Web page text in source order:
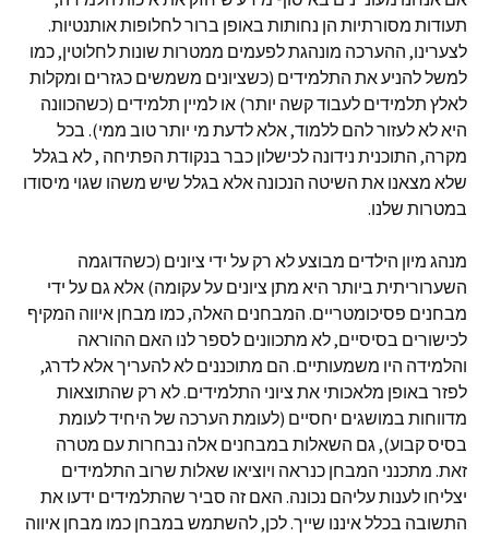
תעודות מסורתיות הן נחותות באופן ברור לחלופות אותנטיות.
לצערינו, ההערכה מונהגת לפעמים ממטרות שונות לחלוטין, כמו
למשל להניע את התלמידים (כשציונים משמשים כגזרים ומקלות
לאלץ תלמידים לעבוד קשה יותר) או למיין תלמידים (כשהכוונה
היא לא לעזור להם ללמוד, אלא לדעת מי יותר טוב ממי). בכל
מקרה, התוכנית נידונה לכישלון כבר בנקודת הפתיחה , לא בגלל
שלא מצאנו את השיטה הנכונה אלא בגלל שיש משהו שגוי מיסודו
במטרות שלנו.
מנהג מיון הילדים מבוצע לא רק על ידי ציונים (כשהדוגמה
השערוריתית ביותר היא מתן ציונים על עקומה) אלא גם על ידי
מבחנים פסיכומטריים. המבחנים האלה, כמו מבחן איווה המקיף
לכישורים בסיסיים, לא מתכוונים לספר לנו האם ההוראה
והלמידה היו משמעותיים. הם מתוכננים לא להעריך אלא לדרג,
לפזר באופן מלאכותי את ציוני התלמידים. לא רק שהתוצאות
מדווחות במושגים יחסיים (לעומת הערכה של היחיד לעומת
בסיס קבוע), גם השאלות במבחנים אלה נבחרות עם מטרה
זאת. מתכנני המבחן כנראה ויוציאו שאלות שרוב התלמידים
יצליחו לענות עליהם נכונה. האם זה סביר שהתלמידים ידעו את
התשובה בכלל איננו שייך. לכן, להשתמש במבחן כמו מבחן איווה